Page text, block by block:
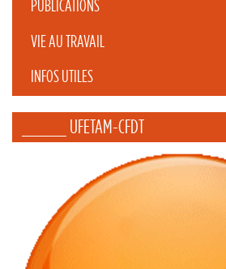
PUBLICATIONS
VIE AU TRAVAIL
INFOS UTILES
_____ UFETAM-CFDT